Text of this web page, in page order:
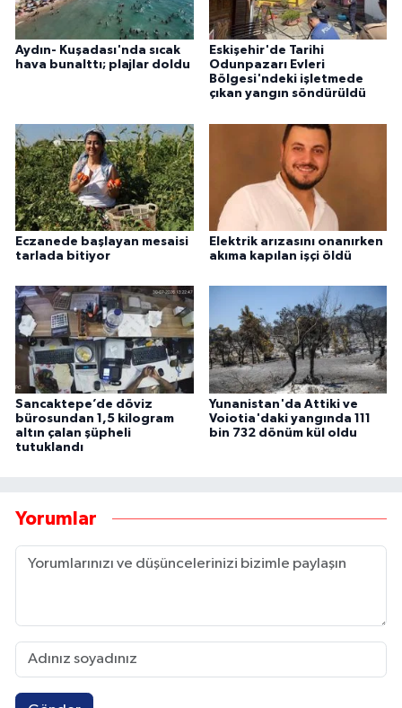
Aydın- Kuşadası'nda sıcak
hava bunalttı; plajlar doldu
Eskişehir'de Tarihi
Odunpazarı Evleri
Bölgesi'ndeki işletmede
çıkan yangın söndürüldü
Eczanede başlayan mesaisi
tarlada bitiyor
Elektrik arızasını onanırken
akıma kapılan işçi öldü
Sancaktepe’de döviz
bürosundan 1,5 kilogram
altın çalan şüpheli
tutuklandı
Yunanistan'da Attiki ve
Voiotia'daki yangında 111
bin 732 dönüm kül oldu
Yorumlar